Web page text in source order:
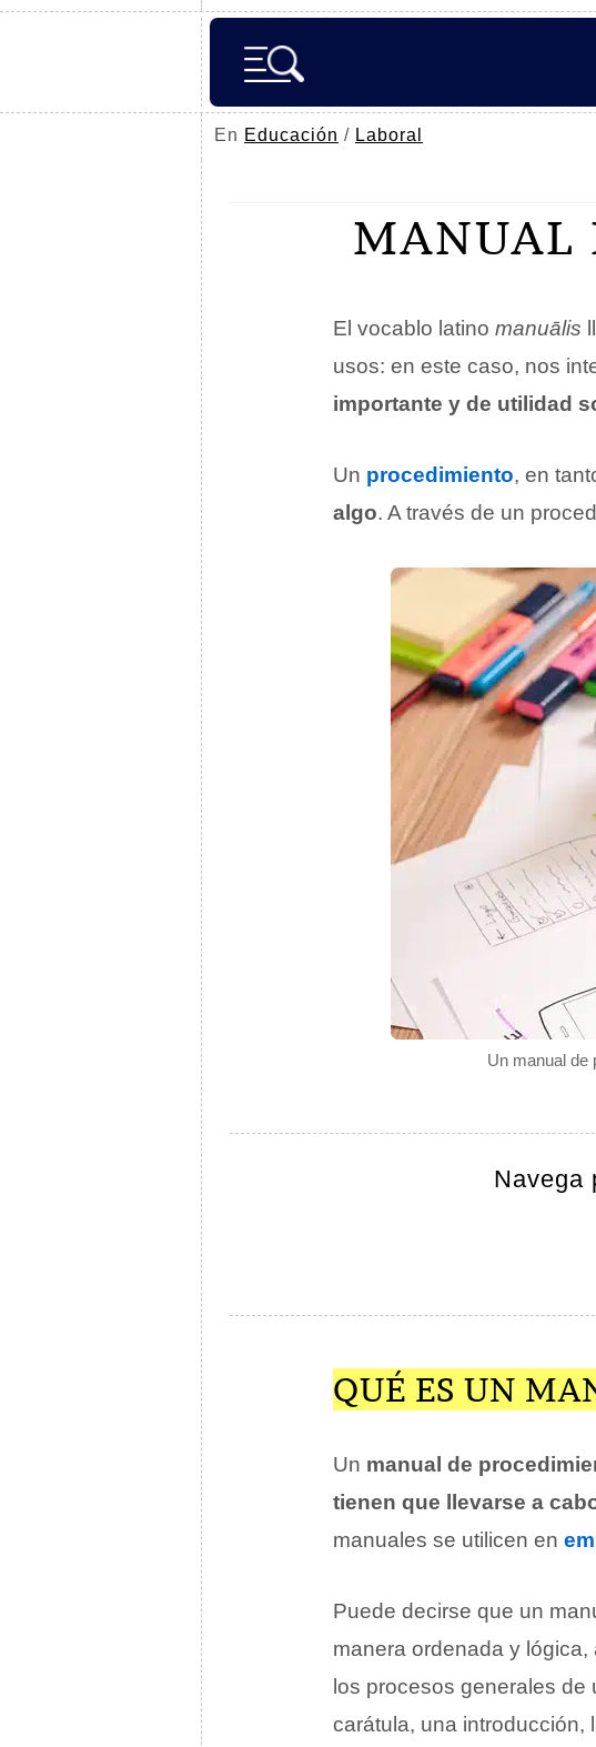
En Educación / Laboral
MANUAL
Un manual de
El vocablo latino manuālis
usos: en este caso, nos
importante y de utilidad
Un procedimiento, en
algo. A través de un
Navega
QUÉ ES UN
Un manual de
tienen que llevarse a
manuales se utilicen en
Puede decirse que un
manera ordenada y
los procesos generales
carátula, una introducción,